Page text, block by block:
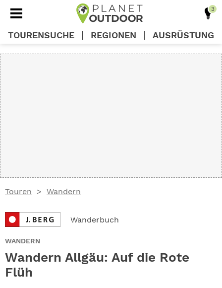
Touren Wandern
Wanderbuch
WANDERN
Wandern Allgäu: Auf die Rote
Flüh
TOURENSUCHE REGIONEN AUSRÜSTUNG
ABO
GEWINNEN
NEWSLETTER